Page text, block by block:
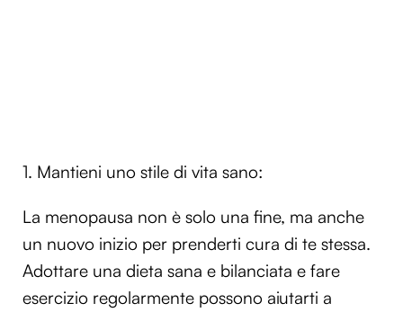
1. Mantieni uno stile di vita sano:
La menopausa non è solo una fine, ma anche
un nuovo inizio per prenderti cura di te stessa.
Adottare una dieta sana e bilanciata e fare
esercizio regolarmente possono aiutarti a